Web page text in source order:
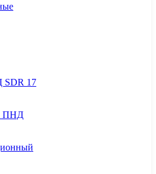
SDR 17
ПНД